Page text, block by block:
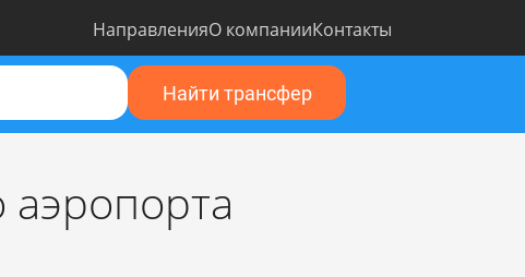
НаправленияО компанииКонтакты
Найти трансфер